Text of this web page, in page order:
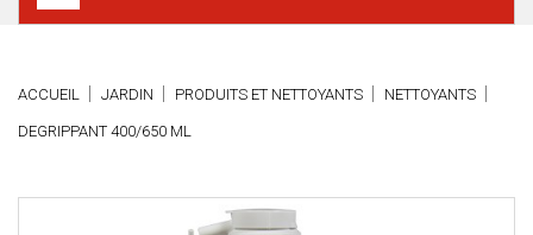
ACCUEIL JARDIN PRODUITS ET NETTOYANTS NETTOYANTS
DEGRIPPANT 400/650 ML